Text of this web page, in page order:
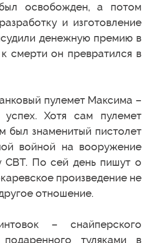
освобожден, а потом
и изготовление
денежную премию в
смерти он превратился в
пулемет Максима –
Хотя сам пулемет
был знаменитый пистолет
войной на вооружение
СВТ. По сей день пишут о
произведение не
отношение.
– снайперского
туляками в